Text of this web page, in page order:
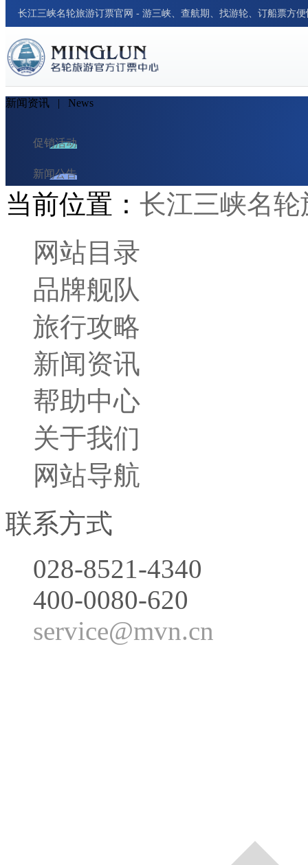
长江三峡名轮旅游订票官网 - 游三峡、查航期、找游轮、订船票方
新闻资讯 | News
促销活动
新闻公告
游轮资讯
行业新闻
当前位置： 长江三峡名
网站目录
品牌舰队
旅行攻略
新闻资讯
帮助中心
关于我们
网站导航
联系方式
028-8521-4340
400-0080-620
service@mvn.cn